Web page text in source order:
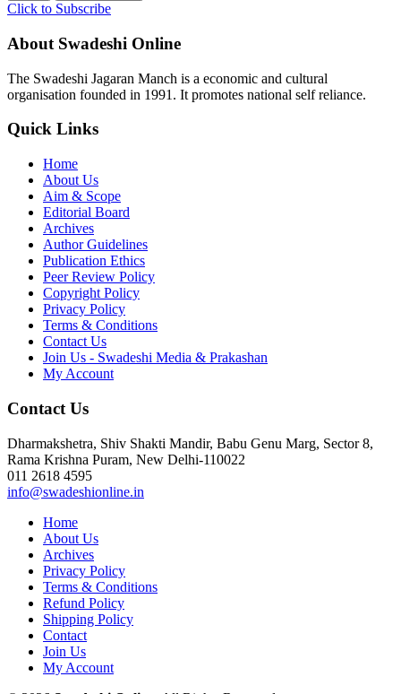
Click to Subscribe
About Swadeshi Online
The Swadeshi Jagaran Manch is a economic and cultural
organisation founded in 1991. It promotes national self reliance.
Quick Links
Home
About Us
Aim & Scope
Editorial Board
Archives
Author Guidelines
Publication Ethics
Peer Review Policy
Copyright Policy
Privacy Policy
Terms & Conditions
Contact Us
Join Us - Swadeshi Media & Prakashan
My Account
Contact Us
Dharmakshetra, Shiv Shakti Mandir, Babu Genu Marg, Sector 8,
Rama Krishna Puram, New Delhi-110022
011 2618 4595
info@swadeshionline.in
Home
About Us
Archives
Privacy Policy
Terms & Conditions
Refund Policy
Shipping Policy
Contact
Join Us
My Account